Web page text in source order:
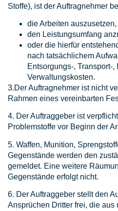
Stoffe), ist der Auftragnehmer
die Arbeiten auszusetzen,
den Leistungsumfang
oder die hierfür
nach tatsächlichem
Entsorgungs-, Transport-,
Verwaltungskosten.
3.Der Auftragnehmer ist nicht
Rahmen eines vereinbarten
4. Der Auftraggeber ist
Problemstoffe vor Beginn der
5. Waffen, Munition,
Gegenstände werden den
gemeldet. Eine weitere
Gegenstände erfolgt nicht.
6. Der Auftraggeber stellt den
Ansprüchen Dritter frei, die aus